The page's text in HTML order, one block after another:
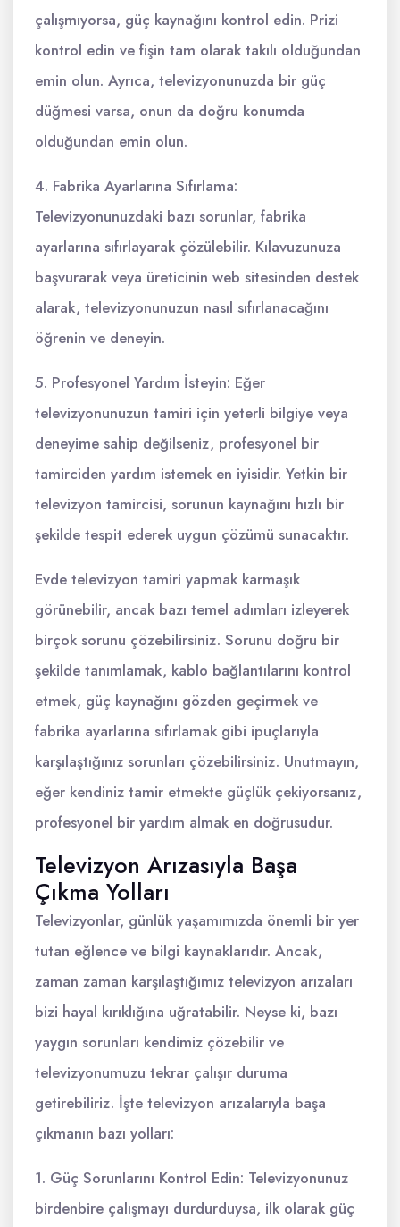
çalışmıyorsa, güç kaynağını kontrol edin. Prizi
kontrol edin ve fişin tam olarak takılı olduğundan
emin olun. Ayrıca, televizyonunuzda bir güç
düğmesi varsa, onun da doğru konumda
olduğundan emin olun.
4. Fabrika Ayarlarına Sıfırlama:
Televizyonunuzdaki bazı sorunlar, fabrika
ayarlarına sıfırlayarak çözülebilir. Kılavuzunuza
başvurarak veya üreticinin web sitesinden destek
alarak, televizyonunuzun nasıl sıfırlanacağını
öğrenin ve deneyin.
5. Profesyonel Yardım İsteyin: Eğer
televizyonunuzun tamiri için yeterli bilgiye veya
deneyime sahip değilseniz, profesyonel bir
tamirciden yardım istemek en iyisidir. Yetkin bir
televizyon tamircisi, sorunun kaynağını hızlı bir
şekilde tespit ederek uygun çözümü sunacaktır.
Evde televizyon tamiri yapmak karmaşık
görünebilir, ancak bazı temel adımları izleyerek
birçok sorunu çözebilirsiniz. Sorunu doğru bir
şekilde tanımlamak, kablo bağlantılarını kontrol
etmek, güç kaynağını gözden geçirmek ve
fabrika ayarlarına sıfırlamak gibi ipuçlarıyla
karşılaştığınız sorunları çözebilirsiniz. Unutmayın,
eğer kendiniz tamir etmekte güçlük çekiyorsanız,
profesyonel bir yardım almak en doğrusudur.
Televizyon Arızasıyla Başa
Çıkma Yolları
Televizyonlar, günlük yaşamımızda önemli bir yer
tutan eğlence ve bilgi kaynaklarıdır. Ancak,
zaman zaman karşılaştığımız televizyon arızaları
bizi hayal kırıklığına uğratabilir. Neyse ki, bazı
yaygın sorunları kendimiz çözebilir ve
televizyonumuzu tekrar çalışır duruma
getirebiliriz. İşte televizyon arızalarıyla başa
çıkmanın bazı yolları:
1. Güç Sorunlarını Kontrol Edin: Televizyonunuz
birdenbire çalışmayı durdurduysa, ilk olarak güç